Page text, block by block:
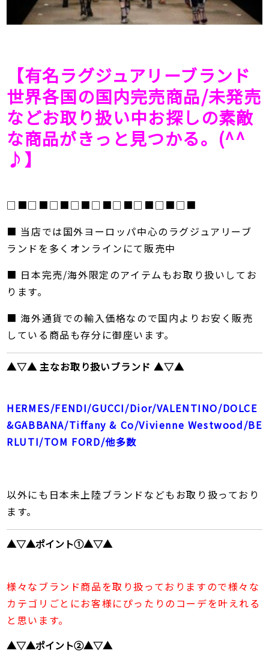
【有名ラグジュアリーブランド
世界各国の国内完売商品/未発売
などお取り扱い中お探しの素敵
な商品がきっと見つかる。(^^
♪】
□■□■□■□■□■□■□■□■□■
■ 当店では国外ヨーロッパ中心のラグジュアリーブ
ランドを多くオンラインにて販売中
■ 日本完売/海外限定のアイテムもお取り扱いしてお
ります。
■ 海外通貨での輸入価格なので国内よりお安く販売
している商品も存分に御座います。
▲▽▲ 主なお取り扱いブランド ▲▽▲
HERMES/FENDI/GUCCI/Dior/VALENTINO/DOLCE
&GABBANA/Tiffany & Co/Vivienne Westwood/BE
RLUTI/TOM FORD/他多数
以外にも日本未上陸ブランドなどもお取り扱っており
ます。
▲▽▲ポイント①▲▽▲
様々なブランド商品を取り扱っておりますので様々な
カテゴリごとにお客様にぴったりのコーデを叶えれる
と思います。
▲▽▲ポイント②▲▽▲